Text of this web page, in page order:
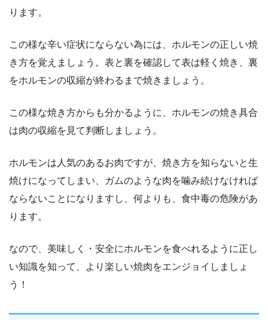
ります。
この様な辛い症状にならない為には、ホルモンの正しい焼
き方を覚えましょう。表と裏を確認して表は軽く焼き、裏
をホルモンの収縮が終わるまで焼きましょう。
この様な焼き方からも分かるように、ホルモンの焼き具合
は肉の収縮を見て判断しましょう。
ホルモンは人気のあるお肉ですが、焼き方を知らないと生
焼けになってしまい、ガムのような肉を噛み続けなければ
ならないことになりますし、何よりも、食中毒の危険があ
ります。
なので、美味しく・安全にホルモンを食べれるように正し
い知識を知って、より楽しい焼肉をエンジョイしましょ
う！